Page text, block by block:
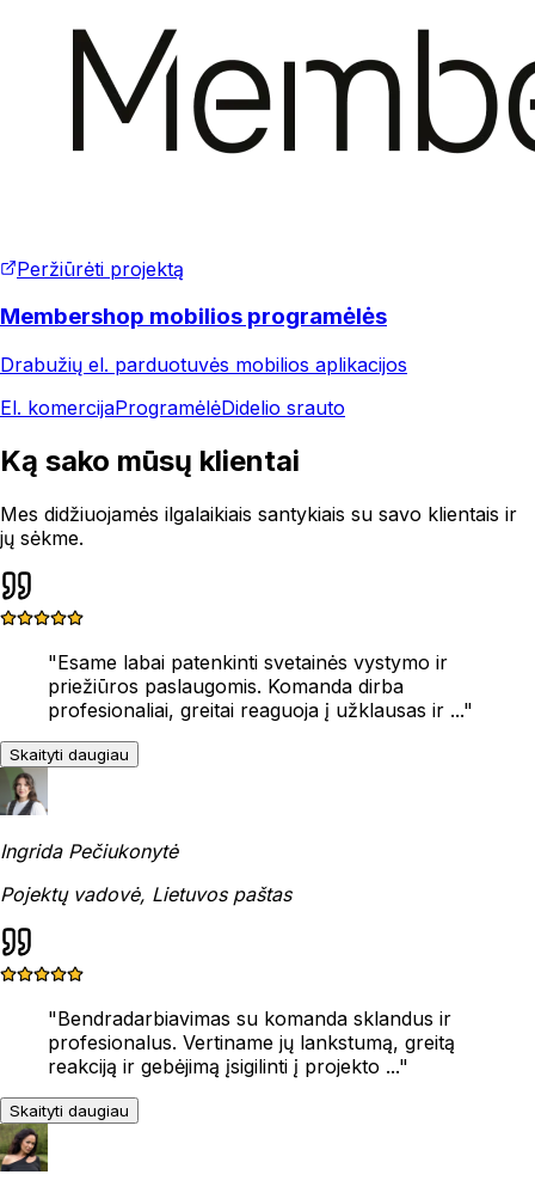
Peržiūrėti projektą
Membershop mobilios programėlės
Drabužių el. parduotuvės mobilios aplikacijos
El. komercijaProgramėlėDidelio srauto
Ką sako mūsų klientai
Mes didžiuojamės ilgalaikiais santykiais su savo klientais ir
jų sėkme.
"Esame labai patenkinti svetainės vystymo ir
priežiūros paslaugomis. Komanda dirba
profesionaliai, greitai reaguoja į užklausas ir ..."
Skaityti daugiau
Ingrida Pečiukonytė
Pojektų vadovė, Lietuvos paštas
"Bendradarbiavimas su komanda sklandus ir
profesionalus. Vertiname jų lankstumą, greitą
reakciją ir gebėjimą įsigilinti į projekto ..."
Skaityti daugiau